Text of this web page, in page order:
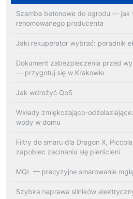
Szamba betonowe do ogrodu — jak
renomowanego producenta
Jaki rekuperator wybrać: poradnik
Dokument zabezpieczenia przed
— przygotuj się w Krakowie
Jak wdrożyć QoS
Wkłady zmiękczająco-
wody w domu
Filtry do smaru dla Dragon X,
zapobiec zacinaniu się pierścieni
MQL — precyzyjne smarowanie
Szybka naprawa silników